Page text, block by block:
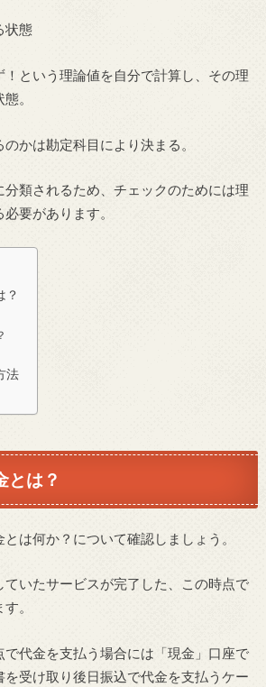
状態
という理論値を自分で計算し、その理
。
かは勘定科目により決まる。
類されるため、チェックのためには理
要があります。
？
法
とは？
は何か？について確認しましょう。
いたサービスが完了した、この時点で
。
代金を支払う場合には「現金」口座で
受け取り後日振込で代金を支払うケー